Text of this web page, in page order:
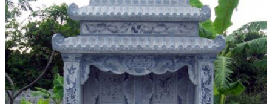
Đá Ốp Bếp Tự Nhiên
Tranh đá
Tranh Đá Marble Đối Xứng
Tranh Đá Thạch Anh Đối Xứng
Tranh Đá Sơn Thủy Xuyên Sáng